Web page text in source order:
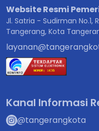
Website Resmi
Jl. Satria - Sudirman No.1,
Tangerang, Kota
Kanal Informasi
@tangerangkota